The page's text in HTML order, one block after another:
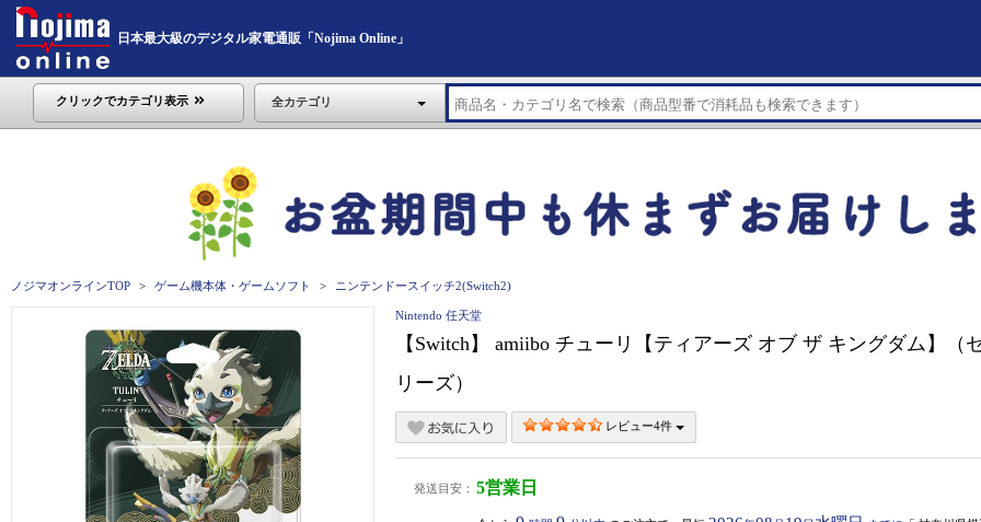
日本最大級のデジタル家電通販「Nojima Online」
クリックでカテゴリ表示 全カテゴリ
ノジマオンラインTOP ゲーム機本体・ゲームソフト ニンテンドースイッチ2(Switch2)
Nintendo 任天堂
【Switch】 amiibo チューリ【ティアーズ オブ ザ キングダム】（
リーズ）
レビュー4件
発送目安： 5営業日